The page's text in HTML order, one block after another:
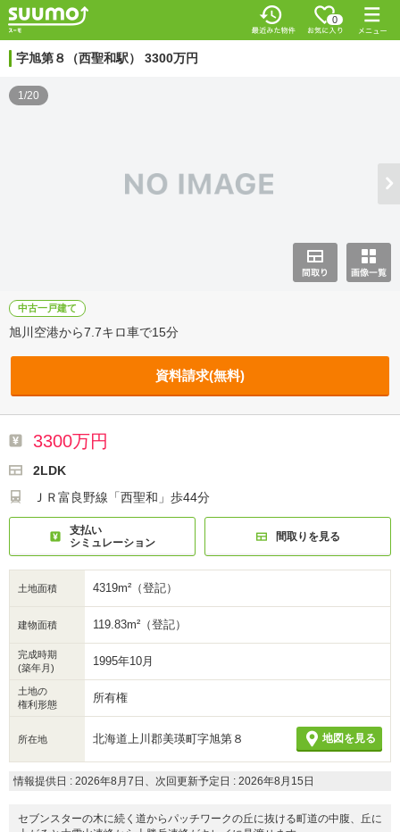
0
字旭第８（西聖和駅） 3300万円
1/20
中古一戸建て
旭川空港から7.7キロ車で15分
資料請求(無料)
3300万円
2LDK
ＪＲ富良野線「西聖和」歩44分
支払い
シミュレーション
間取りを見る
土地面積 4319m²（登記）
建物面積 119.83m²（登記）
完成時期
(築年月)
1995年10月
土地の
権利形態
所有権
所在地 北海道上川郡美瑛町字旭第８ 地図を見る
情報提供日 : 2026年8月7日、次回更新予定日 : 2026年8月15日
セブンスターの木に続く道からパッチワークの丘に抜ける町道の中腹、丘に